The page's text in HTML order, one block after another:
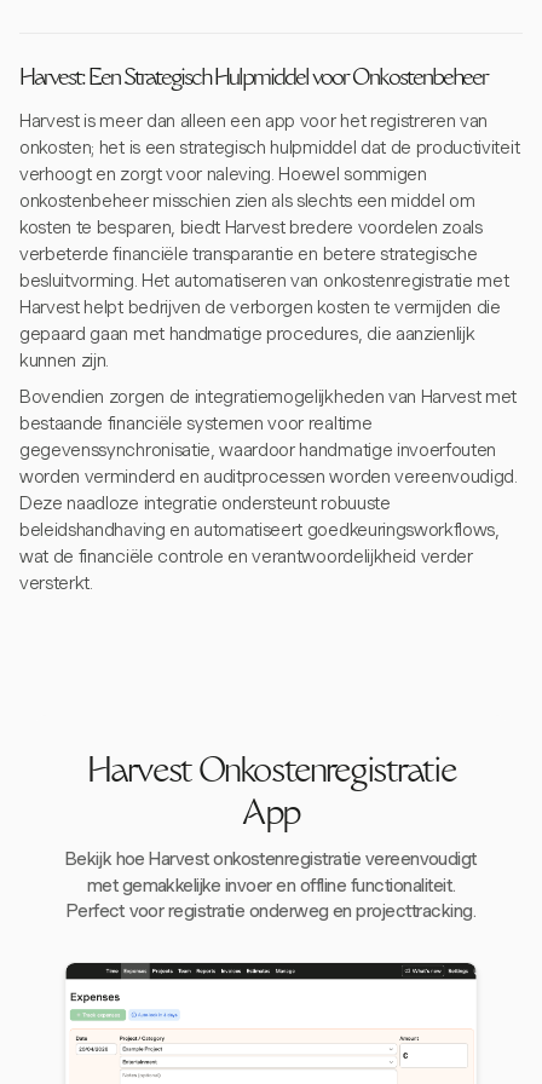
Harvest: Een Strategisch Hulpmiddel voor Onkostenbeheer
Harvest is meer dan alleen een app voor het registreren van
onkosten; het is een strategisch hulpmiddel dat de productiviteit
verhoogt en zorgt voor naleving. Hoewel sommigen
onkostenbeheer misschien zien als slechts een middel om
kosten te besparen, biedt Harvest bredere voordelen zoals
verbeterde financiële transparantie en betere strategische
besluitvorming. Het automatiseren van onkostenregistratie met
Harvest helpt bedrijven de verborgen kosten te vermijden die
gepaard gaan met handmatige procedures, die aanzienlijk
kunnen zijn.
Bovendien zorgen de integratiemogelijkheden van Harvest met
bestaande financiële systemen voor realtime
gegevenssynchronisatie, waardoor handmatige invoerfouten
worden verminderd en auditprocessen worden vereenvoudigd.
Deze naadloze integratie ondersteunt robuuste
beleidshandhaving en automatiseert goedkeuringsworkflows,
wat de financiële controle en verantwoordelijkheid verder
versterkt.
Harvest Onkostenregistratie
App
Bekijk hoe Harvest onkostenregistratie vereenvoudigt
met gemakkelijke invoer en offline functionaliteit.
Perfect voor registratie onderweg en projecttracking.